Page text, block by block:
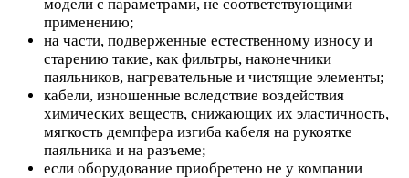
модели с параметрами, не соответствующими
применению;
на части, подверженные естественному износу и
старению такие, как фильтры, наконечники
паяльников, нагревательные и чистящие элементы;
кабели, изношенные вследствие воздействия
химических веществ, снижающих их эластичность,
мягкость демпфера изгиба кабеля на рукоятке
паяльника и на разъеме;
если оборудование приобретено не у компании